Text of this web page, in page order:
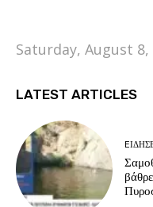
Saturday, August 8,
LATEST ARTICLES